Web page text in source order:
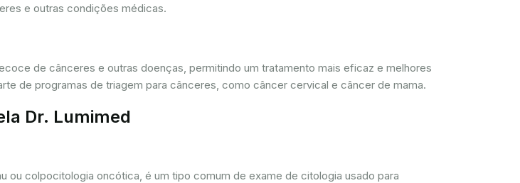
e outras condições médicas.
de cânceres e outras doenças, permitindo um tratamento mais eficaz e melhores
de programas de triagem para cânceres, como câncer cervical e câncer de mama.
Dr. Lumimed
colpocitologia oncótica, é um tipo comum de exame de citologia usado para